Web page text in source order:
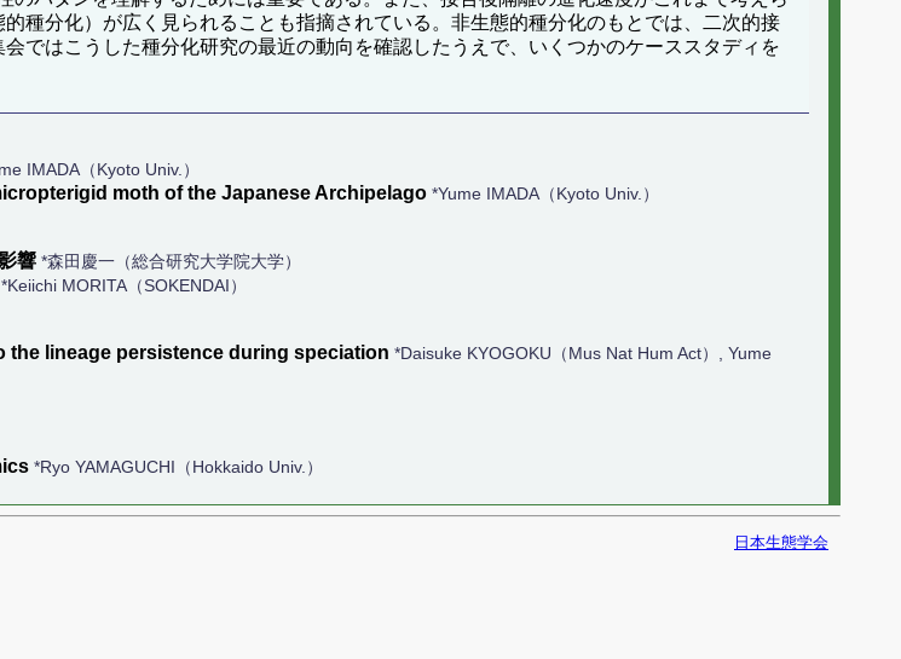
種分化）が広く見られることも指摘されている。非生態的種分化のもとでは、二次的接
ではこうした種分化研究の最近の動向を確認したうえで、いくつかのケーススタディを
IMADA（Kyoto Univ.）
moth of the Japanese Archipelago *Yume IMADA（Kyoto Univ.）
響 *森田慶一（総合研究大学院大学）
*Keiichi MORITA（SOKENDAI）
lineage persistence during speciation *Daisuke KYOGOKU（Mus Nat Hum Act）, Yume
*Ryo YAMAGUCHI（Hokkaido Univ.）
日本生態学会